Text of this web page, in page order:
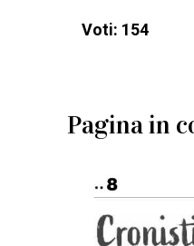
Voti: 154
Pagina in